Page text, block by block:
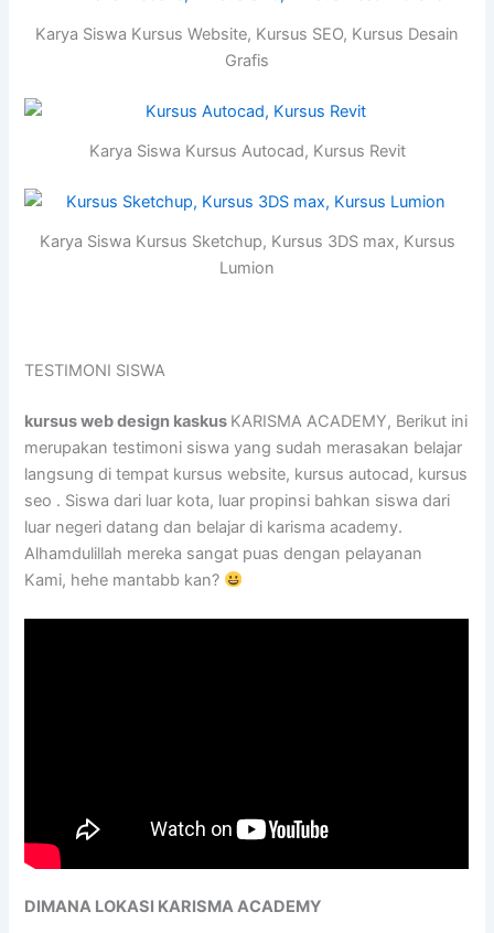
Karya Siswa Kursus Website, Kursus SEO, Kursus Desain
Grafis
Karya Siswa Kursus Autocad, Kursus Revit
Karya Siswa Kursus Sketchup, Kursus 3DS max, Kursus
Lumion
TESTIMONI SISWA
kursus web design kaskus KARISMA ACADEMY, Berikut ini
merupakan testimoni siswa yang sudah merasakan belajar
langsung di tempat kursus website, kursus autocad, kursus
seo . Siswa dari luar kota, luar propinsi bahkan siswa dari
luar negeri datang dan belajar di karisma academy.
Alhamdulillah mereka sangat puas dengan pelayanan
Kami, hehe mantabb kan?
DIMANA LOKASI KARISMA ACADEMY